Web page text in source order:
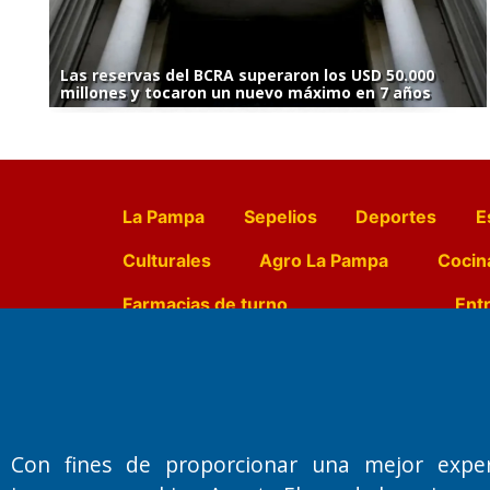
Las reservas del BCRA superaron los USD 50.000
millones y tocaron un nuevo máximo en 7 años
La Pampa Sepelios Deportes
Culturales
Agro La Pampa
Farmacias de turno
Primera edición: Domingo 3 de
Miembro de ADIRA,ADEPA y CPPAL
Con fines de proporcionar una mejor